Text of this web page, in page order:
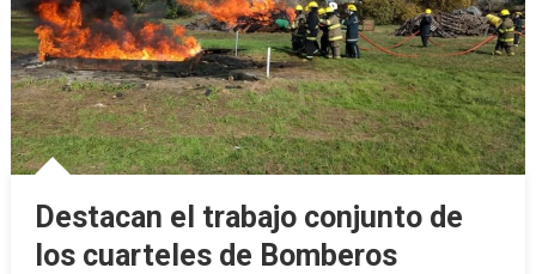
Destacan el trabajo conjunto de
los cuarteles de Bomberos